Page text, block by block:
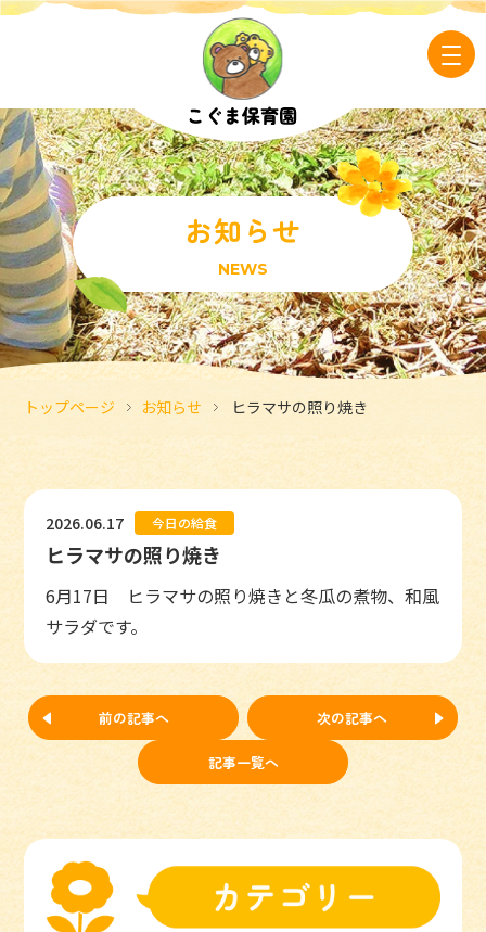
お知らせ
NEWS
トップページ お知らせ ヒラマサの照り焼き
2026.06.17 今日の給食
ヒラマサの照り焼き
6月17日 ヒラマサの照り焼きと冬瓜の煮物、和風
サラダです。
前の記事へ
記事一覧へ
次の記事へ